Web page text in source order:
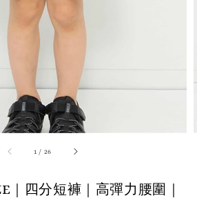
1 / 26
四分短褲｜高彈力腰圍｜